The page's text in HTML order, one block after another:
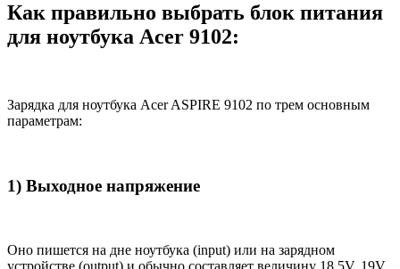
Как правильно выбрать блок питания
для ноутбука Acer 9102:
Зарядка для ноутбука Acer ASPIRE 9102 по трем основным
параметрам:
1) Выходное напряжение
Оно пишется на дне ноутбука (input) или на зарядном